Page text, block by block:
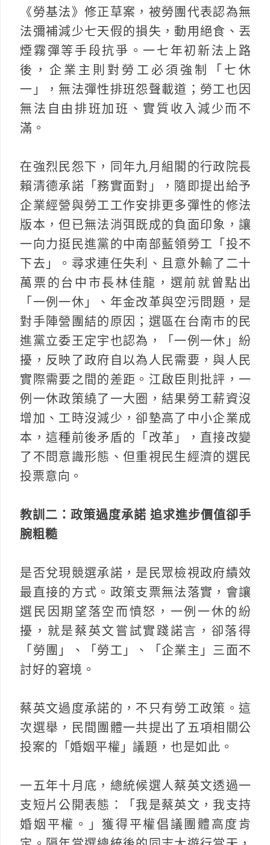
《勞基法》修正草案，被勞團代表認為無
法彌補減少七天假的損失，動用絕食、丟
煙霧彈等手段抗爭。一七年初新法上路
後，企業主則對勞工必須強制「七休
一」，無法彈性排班怨聲載道；勞工也因
無法自由排班加班、實質收入減少而不
滿。
在強烈民怨下，同年九月組閣的行政院長
賴清德承諾「務實面對」，隨即提出給予
企業經營與勞工工作安排更多彈性的修法
版本，但已無法消弭既成的負面印象，讓
一向力挺民進黨的中南部藍領勞工「投不
下去」。尋求連任失利、且意外輸了二十
萬票的台中市長林佳龍，選前就曾點出
「一例一休」、年金改革與空污問題，是
對手陣營團結的原因；選區在台南市的民
進黨立委王定宇也認為，「一例一休」紛
擾，反映了政府自以為人民需要，與人民
實際需要之間的差距。江啟臣則批評，一
例一休政策繞了一大圈，結果勞工薪資沒
增加、工時沒減少，卻墊高了中小企業成
本，這種前後矛盾的「改革」，直接改變
了不問意識形態、但重視民生經濟的選民
投票意向。
教訓二：政策過度承諾 追求進步價值卻手
腕粗糙
是否兌現競選承諾，是民眾檢視政府績效
最直接的方式。政策支票無法落實，會讓
選民因期望落空而憤怒，一例一休的紛
擾，就是蔡英文嘗試實踐諾言，卻落得
「勞團」、「勞工」、「企業主」三面不
討好的窘境。
蔡英文過度承諾的，不只有勞工政策。這
次選舉，民間團體一共提出了五項相關公
投案的「婚姻平權」議題，也是如此。
一五年十月底，總統候選人蔡英文透過一
支短片公開表態：「我是蔡英文，我支持
婚姻平權。」獲得平權倡議團體高度肯